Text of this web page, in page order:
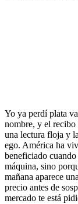
Yo ya perdí plata
nombre, y el
una lectura floja y
ego. América ha
beneficiado
máquina, sino
mañana aparece
precio antes de
mercado te está